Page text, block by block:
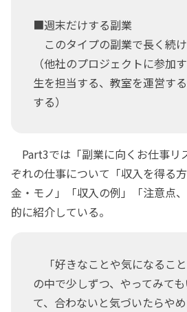
■週末だけする副業
このタイプの副業で長く続け
（他社のプロジェクトに参加
生を担当する、教室を運営す
する）
Part3では「副業に向くお仕事リ
ぞれの仕事について「収入を得る
金・モノ」「収入の例」「注意点
的に紹介している。
「好きなことや気になるこ
の中で少しずつ、やってみて
て、合わないと気づいたらや